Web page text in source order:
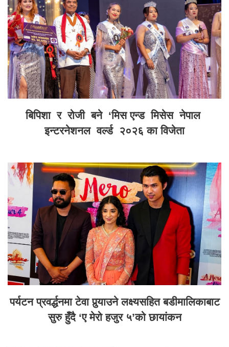
बिपिशा र रोजी बने ‘मिस एन्ड मिसेस नेपाल
इन्टरनेशनल वर्ल्ड २०२६ का विजेता
पर्यटन प्रवर्द्धनमा टेवा पुर्‍याउने लक्ष्यसहित बडीमालिकाबाट
सुरु हुँदै ‘ए मेरो हजुर ५’को छायांकन